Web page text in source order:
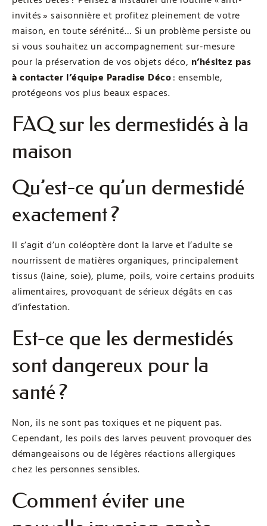
invités » saisonnière et profitez pleinement de votre
maison, en toute sérénité… Si un problème persiste ou
si vous souhaitez un accompagnement sur-mesure
pour la préservation de vos objets déco, n’hésitez pas
à contacter l’équipe Paradise Déco: ensemble,
protégeons vos plus beaux espaces.
FAQ sur les dermestidés à la
maison
Qu’est-ce qu’un dermestidé
exactement ?
Il s’agit d’un coléoptère dont la larve et l’adulte se
nourrissent de matières organiques, principalement
tissus (laine, soie), plume, poils, voire certains produits
alimentaires, provoquant de sérieux dégâts en cas
d’infestation.
Est-ce que les dermestidés
sont dangereux pour la
santé ?
Non, ils ne sont pas toxiques et ne piquent pas.
Cependant, les poils des larves peuvent provoquer des
démangeaisons ou de légères réactions allergiques
chez les personnes sensibles.
Comment éviter une